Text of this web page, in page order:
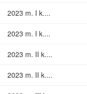
2023 m. I k....
2023 m. I k....
2023 m. II k....
2023 m. II k....